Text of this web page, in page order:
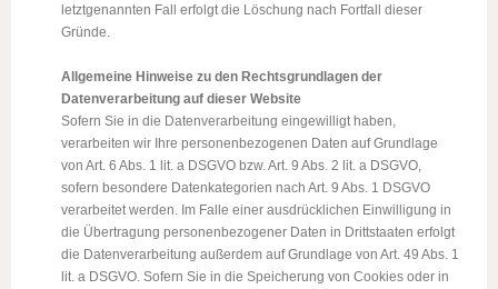
letztgenannten Fall erfolgt die Löschung nach Fortfall dieser
Gründe.
Allgemeine Hinweise zu den Rechtsgrundlagen der
Datenverarbeitung auf dieser Website
Sofern Sie in die Datenverarbeitung eingewilligt haben,
verarbeiten wir Ihre personenbezogenen Daten auf Grundlage
von Art. 6 Abs. 1 lit. a DSGVO bzw. Art. 9 Abs. 2 lit. a DSGVO,
sofern besondere Datenkategorien nach Art. 9 Abs. 1 DSGVO
verarbeitet werden. Im Falle einer ausdrücklichen Einwilligung in
die Übertragung personenbezogener Daten in Drittstaaten erfolgt
die Datenverarbeitung außerdem auf Grundlage von Art. 49 Abs. 1
lit. a DSGVO. Sofern Sie in die Speicherung von Cookies oder in